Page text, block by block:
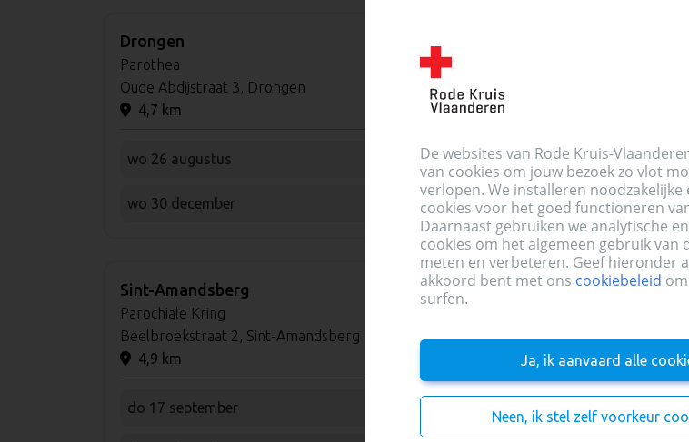
Drongen
Parothea
Oude Abdijstraat 3, Drongen
4,7 km
wo 26 augustus 17:15 - 20:00
wo 30 december 17:15 - 20:00
Sint-Amandsberg
Parochiale Kring
Beelbroekstraat 2, Sint-Amandsberg
4,9 km
do 17 september
De websites van Rode Kruis-
van cookies om jouw bezoek zo vlot
verlopen. We installeren noodzakelijke
cookies voor het goed functioneren
Daarnaast gebruiken we analytische
cookies om het algemeen gebruik van
meten en verbeteren. Geef hieronder
akkoord bent met ons cookiebeleid
surfen.
Ja, ik aanvaard alle
Neen, ik stel zelf voorkeur